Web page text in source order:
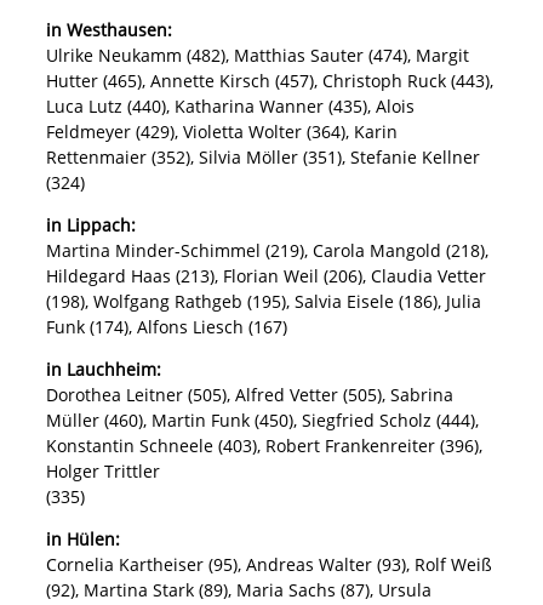
in Westhausen:
Ulrike Neukamm (482), Matthias Sauter (474), Margit
Hutter (465), Annette Kirsch (457), Christoph Ruck (443),
Luca Lutz (440), Katharina Wanner (435), Alois
Feldmeyer (429), Violetta Wolter (364), Karin
Rettenmaier (352), Silvia Möller (351), Stefanie Kellner
(324)
in Lippach:
Martina Minder-Schimmel (219), Carola Mangold (218),
Hildegard Haas (213), Florian Weil (206), Claudia Vetter
(198), Wolfgang Rathgeb (195), Salvia Eisele (186), Julia
Funk (174), Alfons Liesch (167)
in Lauchheim:
Dorothea Leitner (505), Alfred Vetter (505), Sabrina
Müller (460), Martin Funk (450), Siegfried Scholz (444),
Konstantin Schneele (403), Robert Frankenreiter (396),
Holger Trittler
(335)
in Hülen:
Cornelia Kartheiser (95), Andreas Walter (93), Rolf Weiß
(92), Martina Stark (89), Maria Sachs (87), Ursula